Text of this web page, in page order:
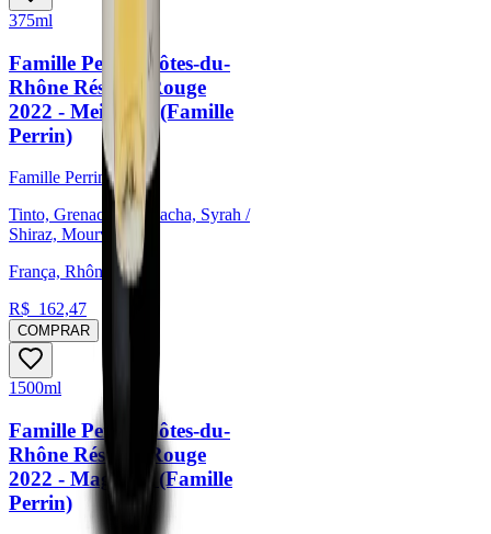
375ml
Famille Perrin Côtes-du-
Rhône Réserve Rouge
2022 - Meia gfa. (Famille
Perrin)
Famille Perrin
Tinto, Grenache/Garnacha, Syrah /
Shiraz, Mourvèdre
França, Rhône
R$ 162,47
COMPRAR
1500ml
Famille Perrin Côtes-du-
Rhône Réserve Rouge
2022 - Magnum (Famille
Perrin)